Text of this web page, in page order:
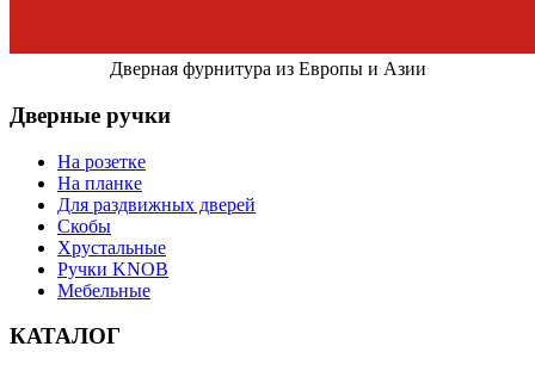
Дверная фурнитура из Европы и Азии
Дверные ручки
На розетке
На планке
Для раздвижных дверей
Скобы
Хрустальные
Ручки KNOB
Мебельные
КАТАЛОГ